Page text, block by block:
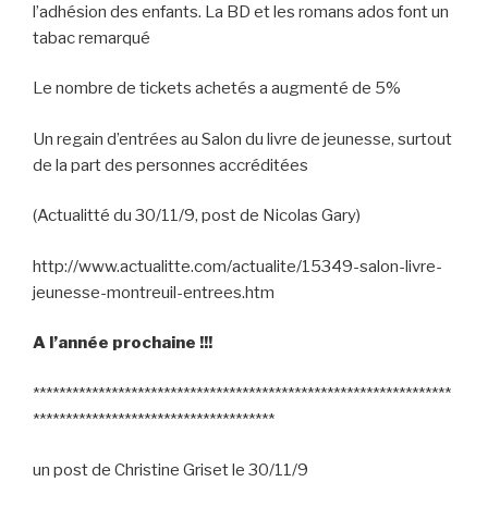
l’adhésion des enfants. La BD et les romans ados font un
tabac remarqué
Le nombre de tickets achetés a augmenté de 5%
Un regain d’entrées au Salon du livre de jeunesse, surtout
de la part des personnes accréditées
(Actualitté du 30/11/9, post de Nicolas Gary)
http://www.actualitte.com/actualite/15349-salon-livre-
jeunesse-montreuil-entrees.htm
A l’année prochaine !!!
****************************************************************
*************************************
un post de Christine Griset le 30/11/9